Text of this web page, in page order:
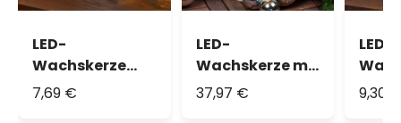
LED-
Wachskerze
elfenbeinfarben
7,69 €
LED-
Wachskerze mit
3 beweglichen
37,97 €
LED-
9,30